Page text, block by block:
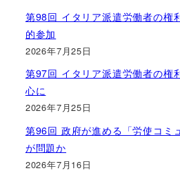
第98回 イタリア派遣労働者の権
的参加
2026年7月25日
第97回 イタリア派遣労働者の権
心に
2026年7月25日
第96回 政府が進める「労使コミ
が問題か
2026年7月16日